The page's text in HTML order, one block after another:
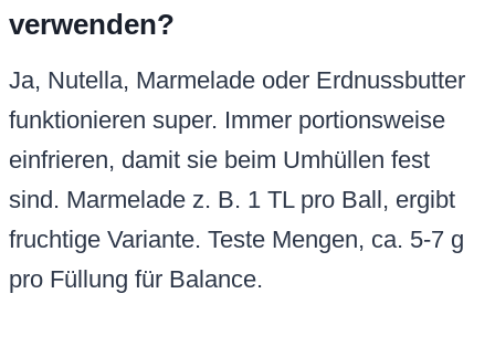
verwenden?
Ja, Nutella, Marmelade oder Erdnussbutter
funktionieren super. Immer portionsweise
einfrieren, damit sie beim Umhüllen fest
sind. Marmelade z. B. 1 TL pro Ball, ergibt
fruchtige Variante. Teste Mengen, ca. 5-7 g
pro Füllung für Balance.